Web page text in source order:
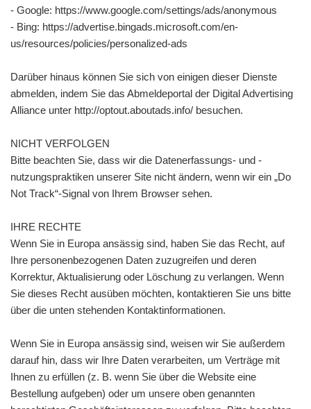
- Google: https://www.google.com/settings/ads/anonymous
- Bing: https://advertise.bingads.microsoft.com/en-
us/resources/policies/personalized-ads
Darüber hinaus können Sie sich von einigen dieser Dienste
abmelden, indem Sie das Abmeldeportal der Digital Advertising
Alliance unter http://optout.aboutads.info/ besuchen.
NICHT VERFOLGEN
Bitte beachten Sie, dass wir die Datenerfassungs- und -
nutzungspraktiken unserer Site nicht ändern, wenn wir ein „Do
Not Track“-Signal von Ihrem Browser sehen.
IHRE RECHTE
Wenn Sie in Europa ansässig sind, haben Sie das Recht, auf
Ihre personenbezogenen Daten zuzugreifen und deren
Korrektur, Aktualisierung oder Löschung zu verlangen. Wenn
Sie dieses Recht ausüben möchten, kontaktieren Sie uns bitte
über die unten stehenden Kontaktinformationen.
Wenn Sie in Europa ansässig sind, weisen wir Sie außerdem
darauf hin, dass wir Ihre Daten verarbeiten, um Verträge mit
Ihnen zu erfüllen (z. B. wenn Sie über die Website eine
Bestellung aufgeben) oder um unsere oben genannten